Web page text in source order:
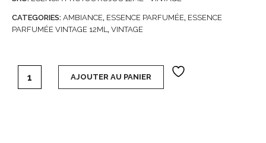
CATEGORIES: AMBIANCE, ESSENCE PARFUMÉE, ESSENCE
PARFUMÉE VINTAGE 12ML, VINTAGE
Carton de 12 Essences Vintage 12 ml (soit 0,99€ l'unité)
AJOUTER AU PANIER